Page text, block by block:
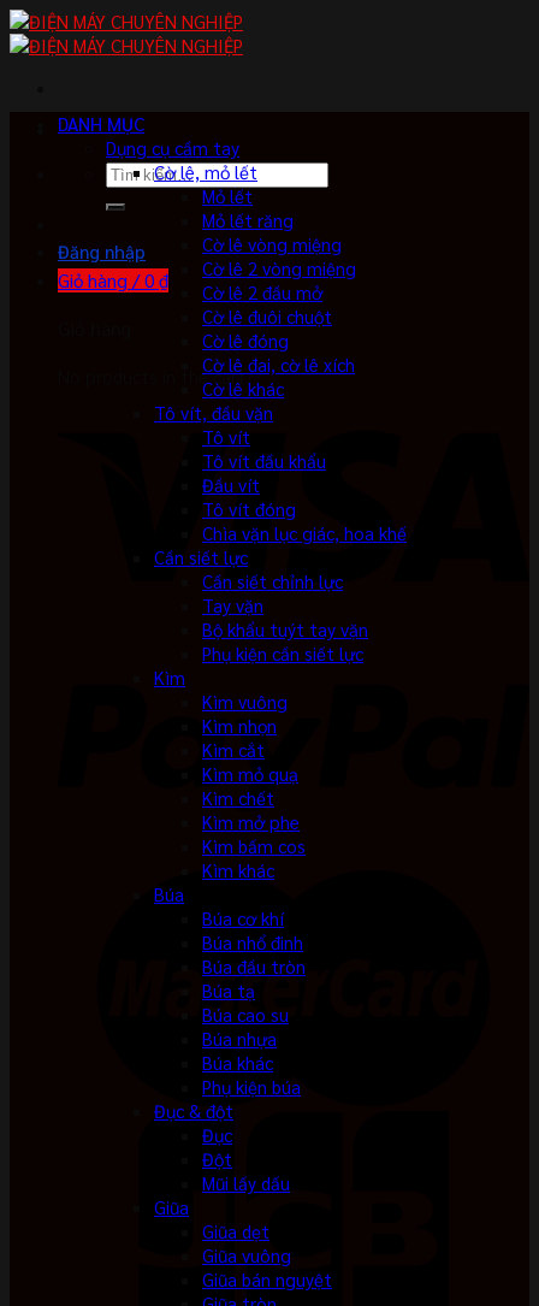
Skip
to
Tìm
kiếm:
Đăng nhập
Giỏ hàng /0 ₫
No products in the cart.
DANH MỤC
Dụng cụ cầm tay
Cờ lê, mỏ lết
Mỏ lết
Mỏ lết răng
Cờ lê vòng miệng
Cờ lê 2 vòng miệng
Cờ lê 2 đầu mở
Cờ lê đuôi chuột
Cờ lê đóng
Cờ lê đai, cờ lê xích
Cờ lê khác
Tô vít, đầu vặn
Tô vít
Tô vít đầu khẩu
Đầu vít
Tô vít đóng
Chìa vặn lục giác, hoa khế
Cần siết lực
Cần siết chỉnh lực
Tay vặn
Bộ khẩu tuýt tay vặn
Phụ kiện cần siết lực
Kìm
Kìm vuông
Kìm nhọn
Kìm cắt
Kìm mỏ quạ
Kìm chết
Kìm mở phe
Kìm bấm cos
Kìm khác
Búa
Búa cơ khí
Búa nhổ đinh
Búa đầu tròn
Búa tạ
Búa cao su
Búa nhựa
Búa khác
Phụ kiện búa
Đục & đột
Đục
Đột
Mũi lấy dấu
Giũa
Giũa dẹt
Giũa vuông
Giũa bán nguyệt